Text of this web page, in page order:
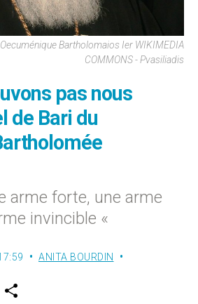
Bartholomaios Ier WIKIMEDIA
COMMONS - Pvasiliadis
pas nous
de Bari du
arme forte, une arme
invincible «
ANITA BOURDIN
w